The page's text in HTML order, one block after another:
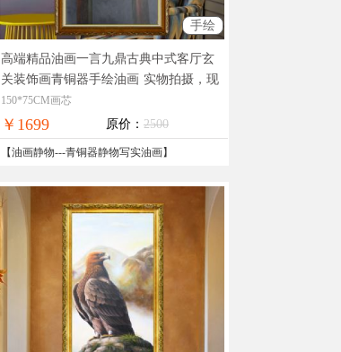
手绘
高端精品油画一言九鼎古典中式客厅玄
关装饰画青铜器手绘油画 实物拍摄，现
货图片，在线支付，全国免邮
150*75CM画芯
￥1699 原价： 2500
【油画静物---青铜器静物写实油画】